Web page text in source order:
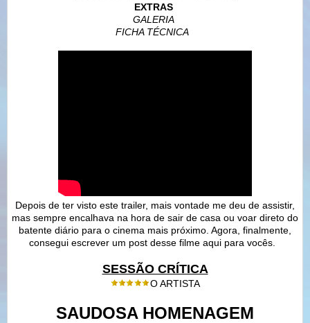
EXTRAS
GALERIA
FICHA TÉCNICA
Depois de ter visto este trailer, mais vontade me deu de assistir,
mas sempre encalhava na hora de sair de casa ou voar direto do
batente diário para o cinema mais próximo. Agora, finalmente,
consegui escrever um post desse filme aqui para vocês.
SESSÃO CRÍTICA
O ARTISTA
SAUDOSA HOMENAGEM